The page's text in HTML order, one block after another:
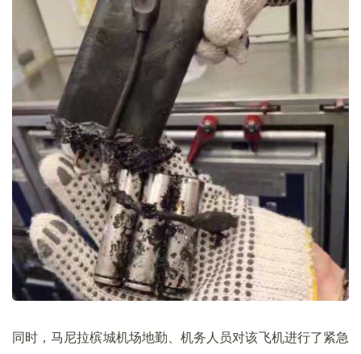
同时，马尼拉槟城机场地勤、机务人员对该飞机进行了紧急